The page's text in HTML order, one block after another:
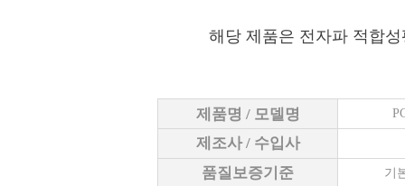
해당 제품은 전자파 적합
제품명 / 모델명
제조사 / 수입사
품질보증기준
기